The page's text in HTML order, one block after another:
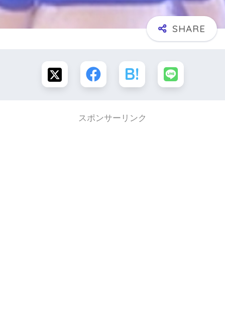
スポンサーリンク